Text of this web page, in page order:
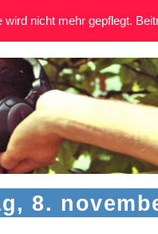
8.
wird nicht mehr gepflegt.